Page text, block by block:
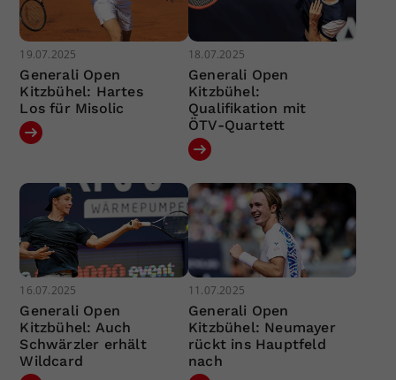
19.07.2025
Generali Open
Kitzbühel: Hartes
Los für Misolic
18.07.2025
Generali Open
Kitzbühel:
Qualifikation mit
ÖTV-Quartett
16.07.2025
Generali Open
Kitzbühel: Auch
Schwärzler erhält
Wildcard
11.07.2025
Generali Open
Kitzbühel: Neumayer
rückt ins Hauptfeld
nach